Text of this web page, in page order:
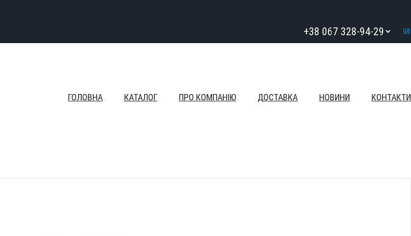
ua
ГОЛОВНА КАТАЛОГ ПРО КОМПАНІЮ ДОСТАВКА НОВИНИ КОНТАКТИ